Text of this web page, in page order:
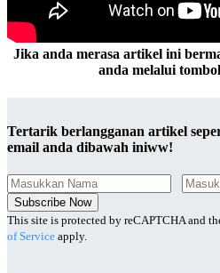
Jika anda merasa artikel ini
anda melalui
Tertarik berlangganan artikel
email anda dibawah iniww!
Subscribe Now
This site is protected by reCAPTCHA and
of Service apply.